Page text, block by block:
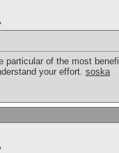
particular of the most
your effort. soska